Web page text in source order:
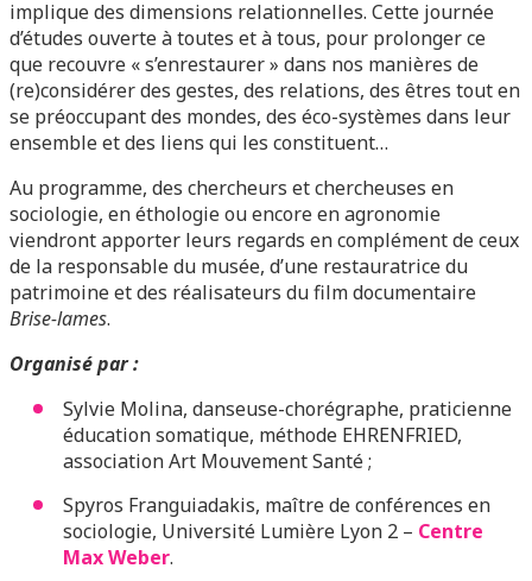
implique des dimensions relationnelles. Cette journée
d’études ouverte à toutes et à tous, pour prolonger ce
que recouvre « s’enrestaurer » dans nos manières de
(re)considérer des gestes, des relations, des êtres tout en
se préoccupant des mondes, des éco-systèmes dans leur
ensemble et des liens qui les constituent…
Au programme, des chercheurs et chercheuses en
sociologie, en éthologie ou encore en agronomie
viendront apporter leurs regards en complément de ceux
de la responsable du musée, d’une restauratrice du
patrimoine et des réalisateurs du film documentaire
Brise-lames.
Organisé par :
Sylvie Molina, danseuse-chorégraphe, praticienne
éducation somatique, méthode EHRENFRIED,
association Art Mouvement Santé ;
Spyros Franguiadakis, maître de conférences en
sociologie, Université Lumière Lyon 2 – Centre
Max Weber.